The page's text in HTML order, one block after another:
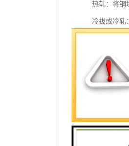
热轧：将钢
冷拔或冷轧
产品规格
壁厚：壁厚